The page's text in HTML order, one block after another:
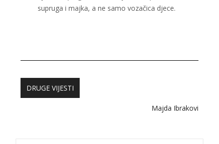
supruga i majka, a ne samo vozačica djece.
DRUGE VIJESTI